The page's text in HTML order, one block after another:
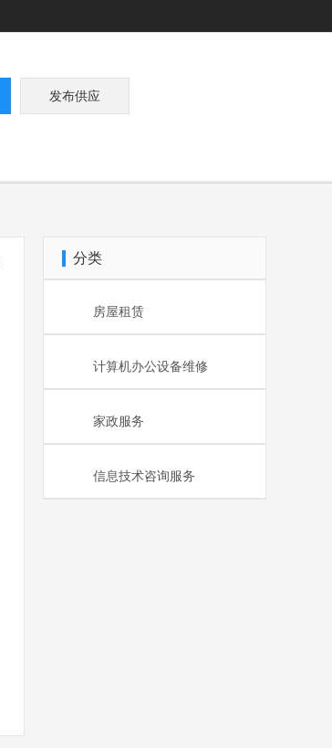
发布供应
分类
房屋租赁
计算机办公设备维修
家政服务
信息技术咨询服务